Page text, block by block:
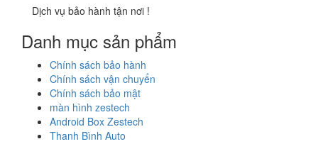
Dịch vụ bảo hành tận nơi !
Danh mục sản phẩm
Chính sách bảo hành
Chính sách vận chuyển
Chính sách bảo mật
màn hình zestech
Android Box Zestech
Thanh Bình Auto